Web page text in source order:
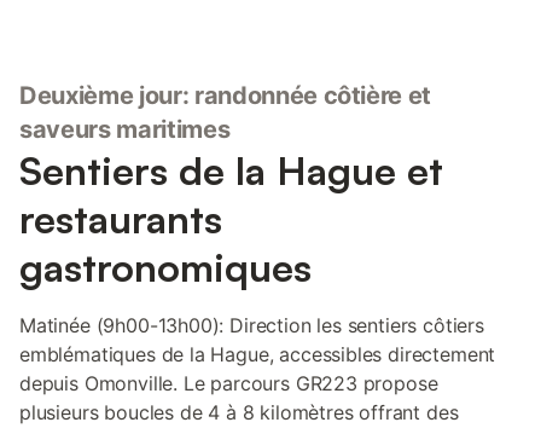
Deuxième jour: randonnée côtière et
saveurs maritimes
Sentiers de la Hague et
restaurants
gastronomiques
Matinée (9h00-13h00): Direction les sentiers côtiers
emblématiques de la Hague, accessibles directement
depuis Omonville. Le parcours GR223 propose
plusieurs boucles de 4 à 8 kilomètres offrant des